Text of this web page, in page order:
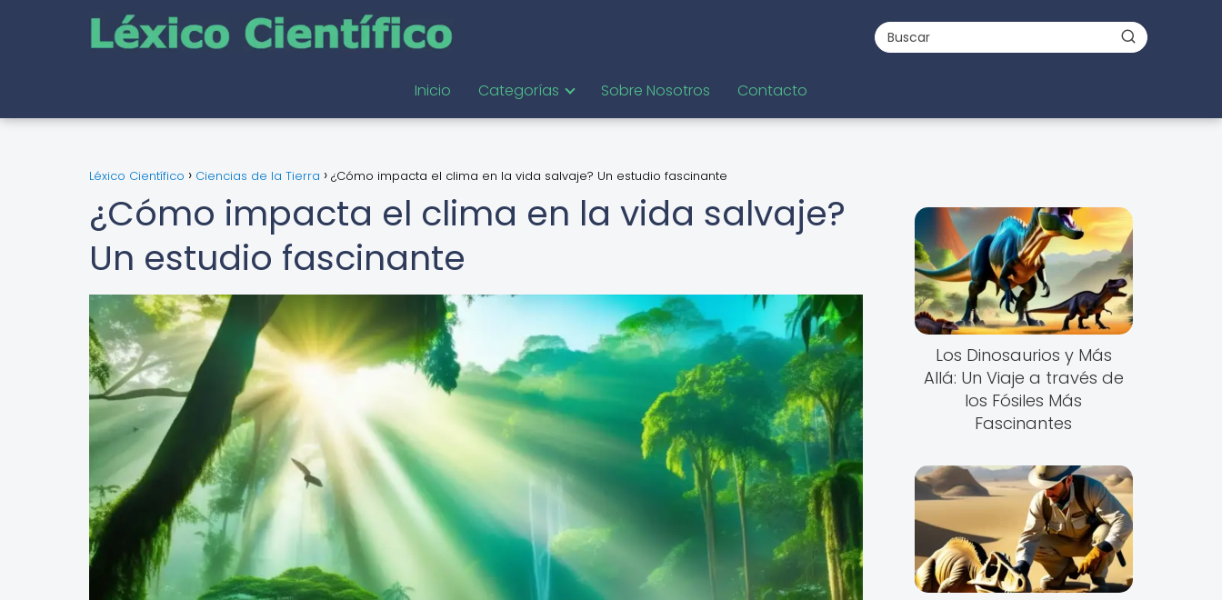
Inicio Categorías Sobre Nosotros Contacto
Léxico Científico Ciencias de la Tierra ¿Cómo impacta el clima en la vida salvaje? Un estudio fascinante
¿Cómo impacta el clima en la vida salvaje?
Un estudio fascinante
Los Dinosaurios y Más
Allá: Un Viaje a través de
los Fósiles Más
Fascinantes